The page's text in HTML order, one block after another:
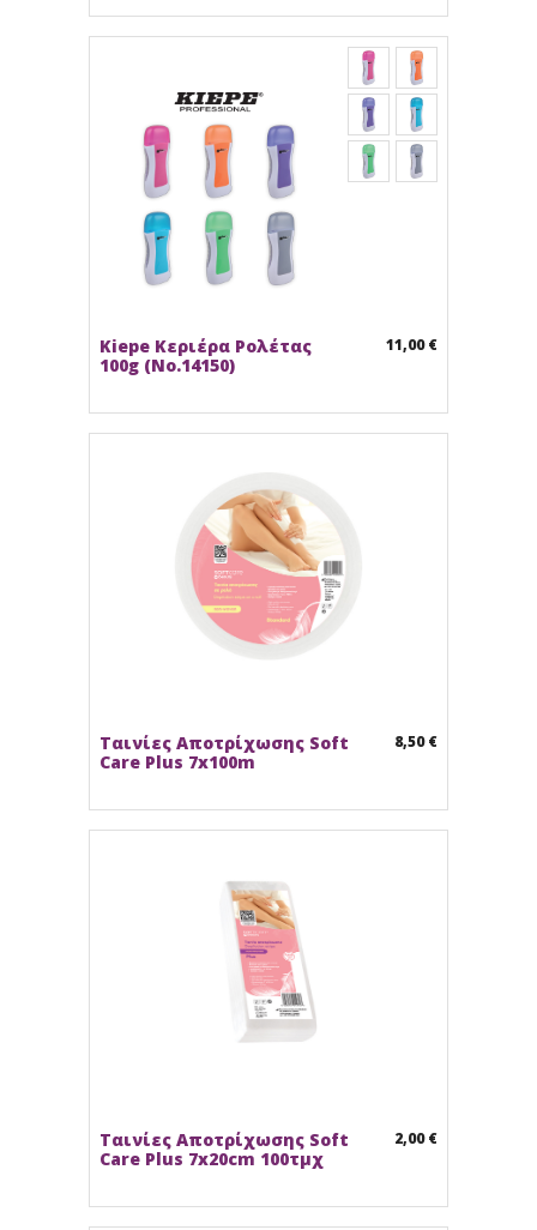
Kiepe Κεριέρα Ρολέτας
100g (No.14150)
11,00 €
Ταινίες Αποτρίχωσης Soft
Care Plus 7x100m
8,50 €
Ταινίες Αποτρίχωσης Soft
Care Plus 7x20cm 100τμχ
2,00 €